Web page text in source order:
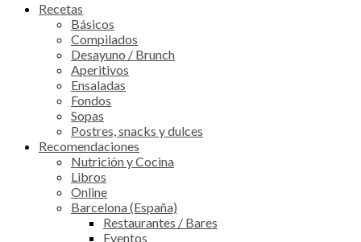
Recetas
Básicos
Compilados
Desayuno / Brunch
Aperitivos
Ensaladas
Fondos
Sopas
Postres, snacks y dulces
Recomendaciones
Nutrición y Cocina
Libros
Online
Barcelona (España)
Restaurantes / Bares
Eventos